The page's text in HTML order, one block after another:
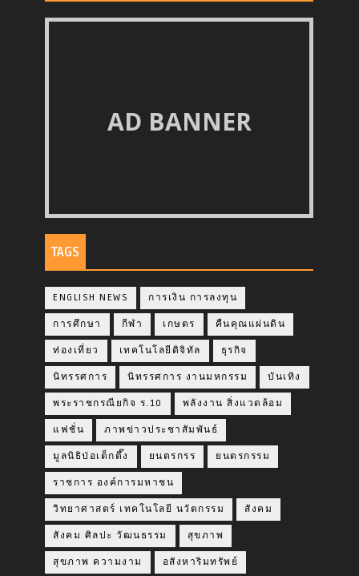
AD BANNER
TAGS
ENGLISH NEWS การเงิน การลงทุน
การศึกษา กีฬา เกษตร คืนคุณแผ่นดิน
ท่องเที่ยว เทคโนโลยีดิจิทัล ธุรกิจ
นิทรรศการ นิทรรศการ งานมหกรรม บันเทิง
พระราชกรณียกิจ ร.10 พลังงาน สิ่งแวดล้อม
แฟชั่น ภาพข่าวประชาสัมพันธ์
มูลนิธิป่อเต็กตึ๊ง ยนตรกรร ยนตรกรรม
ราชการ องค์การมหาชน
วิทยาศาสตร์ เทคโนโลยี นวัตกรรม สังคม
สังคม ศิลปะ วัฒนธรรม สุขภาพ
สุขภาพ ความงาม อสังหาริมทรัพย์